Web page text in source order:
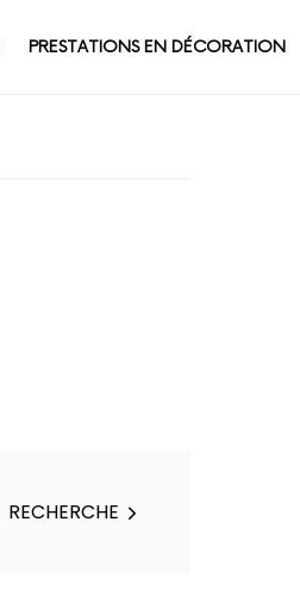
PRESTATIONS EN DÉCORATION
RECHERCHE